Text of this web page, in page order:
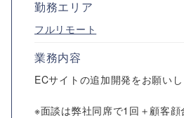
勤務エリア
フルリモート
業務内容
ECサイトの追加開発をお願いし
※面談は弊社同席で1回＋顧客